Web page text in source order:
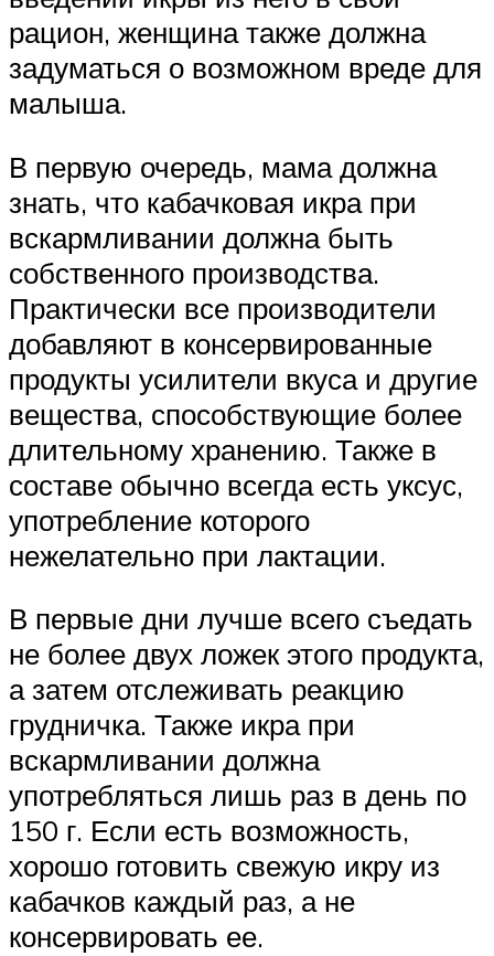
рацион, женщина также должна
задуматься о возможном вреде для
малыша.
В первую очередь, мама должна
знать, что кабачковая икра при
вскармливании должна быть
собственного производства.
Практически все производители
добавляют в консервированные
продукты усилители вкуса и другие
вещества, способствующие более
длительному хранению. Также в
составе обычно всегда есть уксус,
употребление которого
нежелательно при лактации.
В первые дни лучше всего съедать
не более двух ложек этого продукта,
а затем отслеживать реакцию
грудничка. Также икра при
вскармливании должна
употребляться лишь раз в день по
150 г. Если есть возможность,
хорошо готовить свежую икру из
кабачков каждый раз, а не
консервировать ее.